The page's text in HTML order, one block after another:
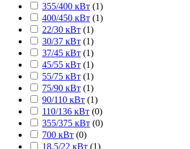
355/400 кВт (1)
400/450 кВт (1)
22/30 кВт (1)
30/37 кВт (1)
37/45 кВт (1)
45/55 кВт (1)
55/75 кВт (1)
75/90 кВт (1)
90/110 кВт (1)
110/136 кВт (0)
355/375 кВт (0)
700 кВт (0)
18.5/22 кВт (1)